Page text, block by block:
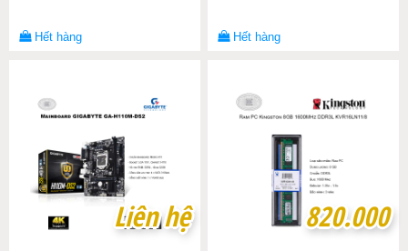
Hết hàng Hết hàng
Liên hệ
Liên hệ 820.000
820.000